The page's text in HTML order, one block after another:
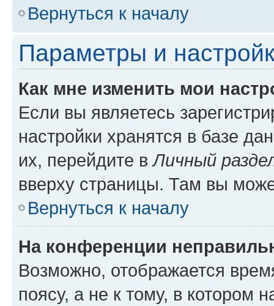
Вернуться к началу
Параметры и
Как мне изменить мои
Если вы являетесь
настройки хранятся в базе
их, перейдите вЛичный
вверху страницы. Там вы
Вернуться к началу
На конференции
Возможно, отображается
поясу, а не к тому, в котором